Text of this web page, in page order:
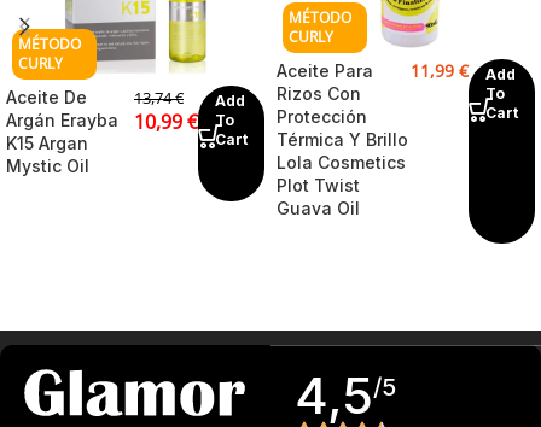
Aceite De
Argán Erayba
K15 Argan
Mystic Oil
13,74€
10,99€
Add
To
Cart
Aceite Para
Rizos Con
Protección
Térmica Y Brillo
Lola Cosmetics
Plot Twist
Guava Oil
11,99 €
Add
To
Cart
4,5/5